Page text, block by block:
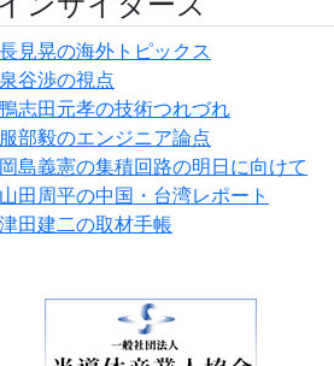
長見晃の海外トピックス
泉谷渉の視点
鴨志田元孝の技術つれづれ
服部毅のエンジニア論点
岡島義憲の集積回路の明日に向けて
山田周平の中国・台湾レポート
津田建二の取材手帳